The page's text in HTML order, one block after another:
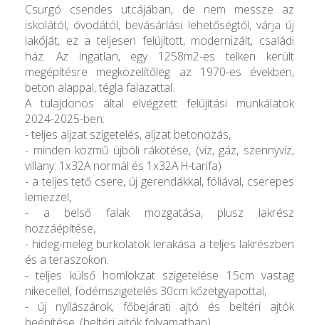
Csurgó csendes utcájában, de nem messze az
iskolától, óvodától, bevásárlási lehetőségtől, várja új
lakóját, ez a teljesen felújított, modernizált, családi
ház. Az ingatlan, egy 1258m2-es telken került
megépítésre megközelítőleg az 1970-es években,
beton alappal, tégla falazattal.
A tulajdonos által elvégzett felújítási munkálatok
2024-2025-ben:
- teljes aljzat szigetelés, aljzat betonozás,
- minden közmű újbóli rákötése, (víz, gáz, szennyvíz,
villany: 1x32A normál és 1x32A H-tarifa)
- a teljes tető csere, új gerendákkal, fóliával, cserepes
lemezzel,
- a belső falak mozgatása, plusz lakrész
hozzáépítése,
- hideg-meleg burkolatok lerakása a teljes lakrészben
és a teraszokon.
- teljes külső homlokzat szigetelése 15cm vastag
nikecellel, födémszigetelés 30cm kőzetgyapottal,
- új nyílászárok, főbejárati ajtó és beltéri ajtók
beépítése, (beltéri ajtók folyamatban)